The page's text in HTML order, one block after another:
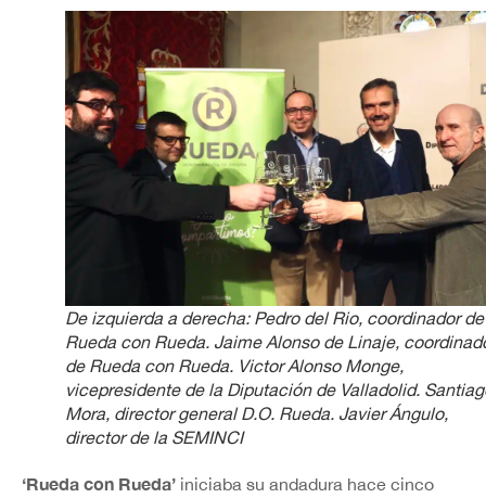
De izquierda a derecha: Pedro del Rio, coordinador de
Rueda con Rueda. Jaime Alonso de Linaje,
de Rueda con Rueda. Victor Alonso Monge,
vicepresidente de la Diputación de Valladolid.
Mora, director general D.O. Rueda. Javier Ángulo,
director de la SEMINCI
‘Rueda con Rueda’ iniciaba su andadura hace cinco